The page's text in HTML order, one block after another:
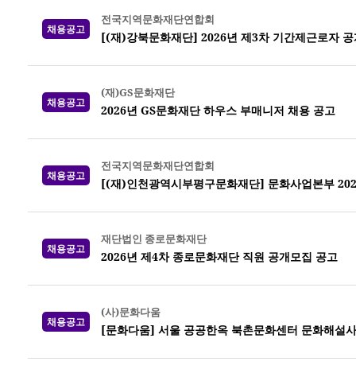
채용공고
전국지역문화재단연합회
[(재)강북문화재단] 2026년 제3차 기간제근로자
채용공고
(재)GS문화재단
2026년 GS문화재단 하우스 부매니저 채용 공고
채용공고
전국지역문화재단연합회
[(재)인천광역시부평구문화재단] 문화사업본부
채용공고
재단법인 종로문화재단
2026년 제4차 종로문화재단 직원 공개모집 공고
채용공고
(사)문화다움
[문화다움] 서울 공공한옥 북촌문화센터 문화해설